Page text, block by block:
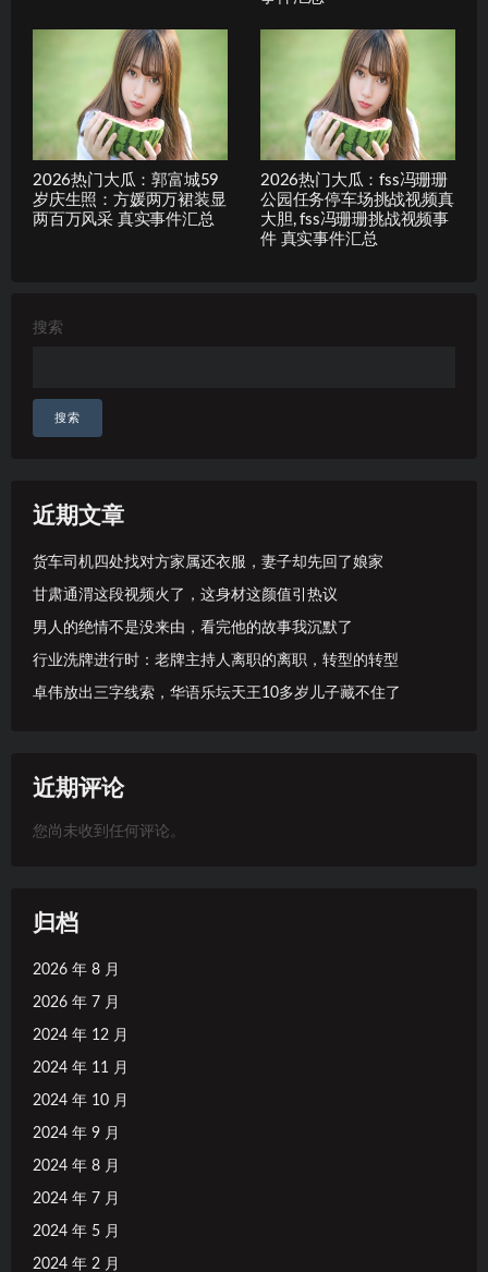
2026热门大瓜：郭富城59
岁庆生照：方媛两万裙装显
两百万风采 真实事件汇总
2026热门大瓜：fss冯珊珊
公园任务停车场挑战视频真
大胆, fss冯珊珊挑战视频事
件 真实事件汇总
搜索
搜索
近期文章
货车司机四处找对方家属还衣服，妻子却先回了娘家
甘肃通渭这段视频火了，这身材这颜值引热议
男人的绝情不是没来由，看完他的故事我沉默了
行业洗牌进行时：老牌主持人离职的离职，转型的转型
卓伟放出三字线索，华语乐坛天王10多岁儿子藏不住了
近期评论
您尚未收到任何评论。
归档
2026 年 8 月
2026 年 7 月
2024 年 12 月
2024 年 11 月
2024 年 10 月
2024 年 9 月
2024 年 8 月
2024 年 7 月
2024 年 5 月
2024 年 2 月